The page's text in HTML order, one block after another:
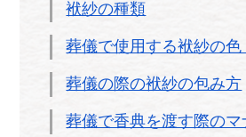
袱紗の種類
葬儀で使用する袱紗の色
葬儀の際の袱紗の包み方
葬儀で香典を渡す際のマ